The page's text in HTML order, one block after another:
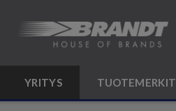
YRITYS TUOTEMERKIT